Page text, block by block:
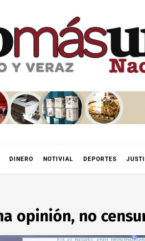
DINERO NOTIVIAL DEPORTES
opinión, no